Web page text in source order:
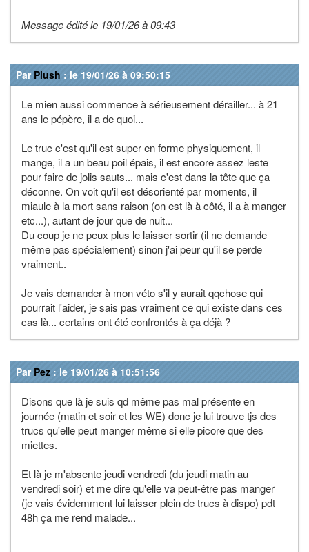
Message édité le 19/01/26 à 09:43
Par Plush : le 19/01/26 à 09:50:15
Le mien aussi commence à sérieusement dérailler... à 21
ans le pépère, il a de quoi...
Le truc c'est qu'il est super en forme physiquement, il
mange, il a un beau poil épais, il est encore assez leste
pour faire de jolis sauts... mais c'est dans la tête que ça
déconne. On voit qu'il est désorienté par moments, il
miaule à la mort sans raison (on est là à côté, il a à manger
etc...), autant de jour que de nuit...
Du coup je ne peux plus le laisser sortir (il ne demande
même pas spécialement) sinon j'ai peur qu'il se perde
vraiment..
Je vais demander à mon véto s'il y aurait qqchose qui
pourrait l'aider, je sais pas vraiment ce qui existe dans ces
cas là... certains ont été confrontés à ça déjà ?
Par Pez : le 19/01/26 à 10:51:56
Disons que là je suis qd même pas mal présente en
journée (matin et soir et les WE) donc je lui trouve tjs des
trucs qu'elle peut manger même si elle picore que des
miettes.
Et là je m'absente jeudi vendredi (du jeudi matin au
vendredi soir) et me dire qu'elle va peut-être pas manger
(je vais évidemment lui laisser plein de trucs à dispo) pdt
48h ça me rend malade...